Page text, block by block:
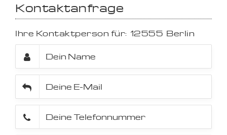
Kontaktanfrage
Ihre Kontaktperson für: 12555 Berlin